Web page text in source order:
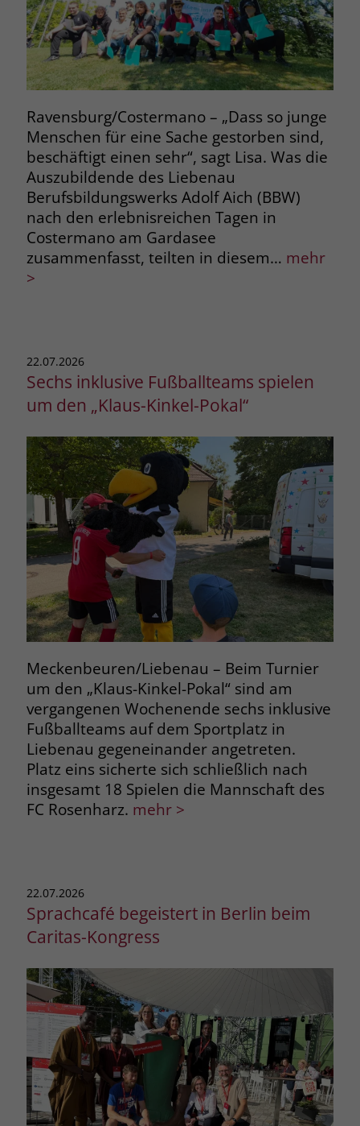
Ravensburg/Costermano – „Dass so junge
Menschen für eine Sache gestorben sind,
beschäftigt einen sehr“, sagt Lisa. Was die
Auszubildende des Liebenau
Berufsbildungswerks Adolf Aich (BBW)
nach den erlebnisreichen Tagen in
Costermano am Gardasee
zusammenfasst, teilten in diesem… mehr
>
22.07.2026
Sechs inklusive Fußballteams spielen
um den „Klaus-Kinkel-Pokal“
Meckenbeuren/Liebenau – Beim Turnier
um den „Klaus-Kinkel-Pokal“ sind am
vergangenen Wochenende sechs inklusive
Fußballteams auf dem Sportplatz in
Liebenau gegeneinander angetreten.
Platz eins sicherte sich schließlich nach
insgesamt 18 Spielen die Mannschaft des
FC Rosenharz. mehr >
22.07.2026
Sprachcafé begeistert in Berlin beim
Caritas-Kongress